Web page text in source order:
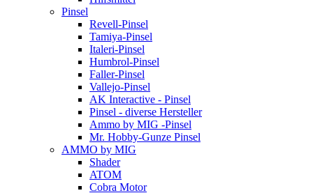
Pinsel
Revell-Pinsel
Tamiya-Pinsel
Italeri-Pinsel
Humbrol-Pinsel
Faller-Pinsel
Vallejo-Pinsel
AK Interactive - Pinsel
Pinsel - diverse Hersteller
Ammo by MIG -Pinsel
Mr. Hobby-Gunze Pinsel
AMMO by MIG
Shader
ATOM
Cobra Motor